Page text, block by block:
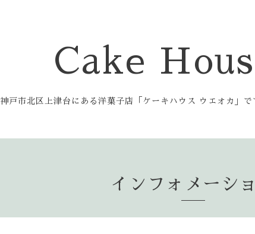
Cake
神戸市北区上津台にある洋菓子店「ケーキハウス ウエオカ」
インフォメーシ